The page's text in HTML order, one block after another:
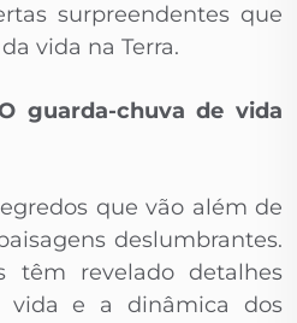
surpreendentes que
vida na Terra.
guarda-chuva de vida
que vão além de
deslumbrantes.
têm revelado detalhes
vida e a dinâmica dos